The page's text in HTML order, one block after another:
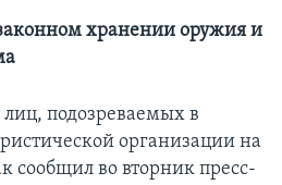
хранении оружия и
подозреваемых в
организации на
сообщил во вторник пресс-